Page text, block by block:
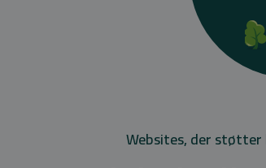
Websites, der